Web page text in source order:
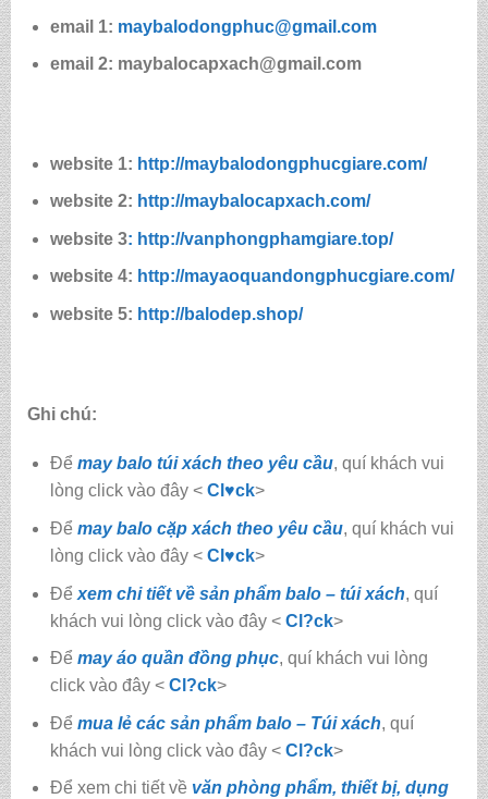
email 1: maybalodongphuc@gmail.com
email 2: maybalocapxach@gmail.com
website 1: http://maybalodongphucgiare.com/
website 2: http://maybalocapxach.com/
website 3: http://vanphongphamgiare.top/
website 4: http://mayaoquandongphucgiare.com/
website 5: http://balodep.shop/
Ghi chú:
Để may balo túi xách theo yêu cầu, quí khách vui
lòng click vào đây < Cl♥ck>
Để may balo cặp xách theo yêu cầu, quí khách vui
lòng click vào đây < Cl♥ck>
Để xem chi tiết về sản phẩm balo – túi xách, quí
khách vui lòng click vào đây < Cl?ck>
Để may áo quần đồng phục, quí khách vui lòng
click vào đây < Cl?ck>
Để mua lẻ các sản phẩm balo – Túi xách, quí
khách vui lòng click vào đây < Cl?ck>
Để xem chi tiết về văn phòng phẩm, thiết bị, dụng